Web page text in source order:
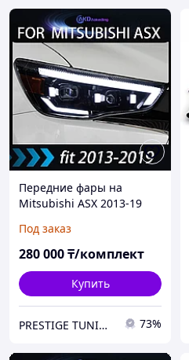
Передние фары на
Mitsubishi ASX 2013-19
Под заказ
280 000₸/комплект
Купить
PRESTIGE TUNING 73%